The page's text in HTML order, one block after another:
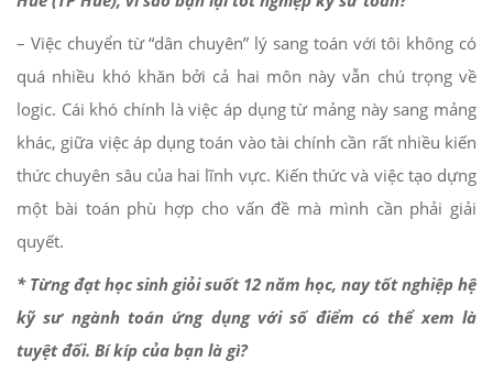
– Việc chuyển từ “dân chuyên” lý sang toán với tôi không có
quá nhiều khó khăn bởi cả hai môn này vẫn chú trọng về
logic. Cái khó chính là việc áp dụng từ mảng này sang mảng
khác, giữa việc áp dụng toán vào tài chính cần rất nhiều kiến
thức chuyên sâu của hai lĩnh vực. Kiến thức và việc tạo dựng
một bài toán phù hợp cho vấn đề mà mình cần phải giải
quyết.
* Từng đạt học sinh giỏi suốt 12 năm học, nay tốt nghiệp hệ
kỹ sư ngành toán ứng dụng với số điểm có thể xem là
tuyệt đối. Bí kíp của bạn là gì?